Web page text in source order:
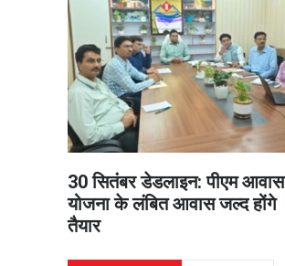
30 सितंबर डेडलाइन: पीएम आवास
योजना के लंबित आवास जल्द होंगे
तैयार